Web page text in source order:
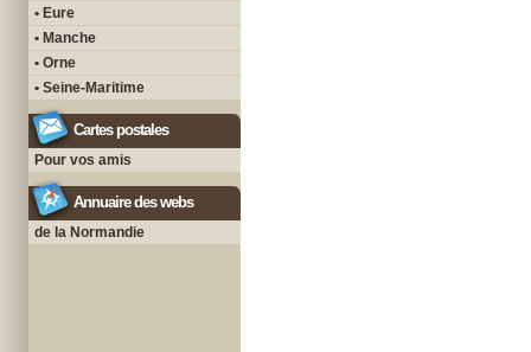
• Eure
• Manche
• Orne
• Seine-Maritime
Cartes postales
Pour vos amis
Annuaire des webs
de la Normandie